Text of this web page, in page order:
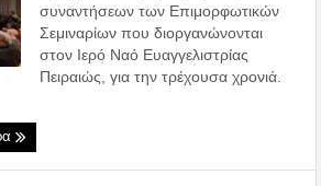
συναντήσεων των Επιμορφωτικών
Σεμιναρίων που διοργανώνονται
στον Ιερό Ναό Ευαγγελιστρίας
Πειραιώς, για την τρέχουσα χρονιά.